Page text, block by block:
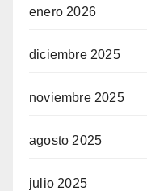
enero 2026
diciembre 2025
noviembre 2025
agosto 2025
julio 2025